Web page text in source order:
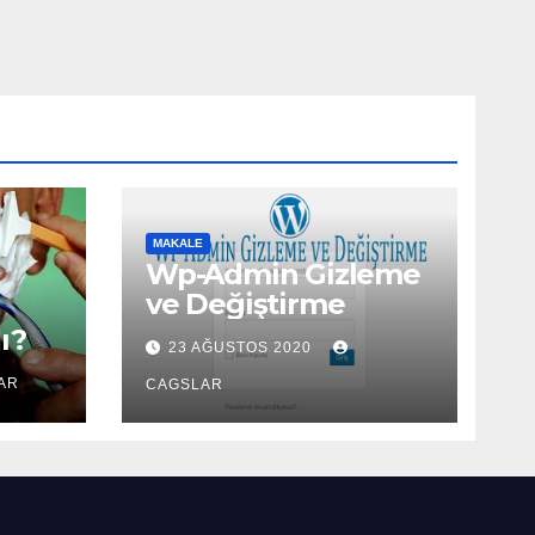
MAKALE
Wp-Admin Gizleme
ve Değiştirme
23 AĞUSTOS 2020
CAGSLAR